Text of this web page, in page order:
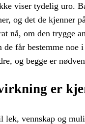
viser tydelig uro.
og det de kjenner
nå, om den trygge
får bestemme noe
og begge er
er
vennskap og